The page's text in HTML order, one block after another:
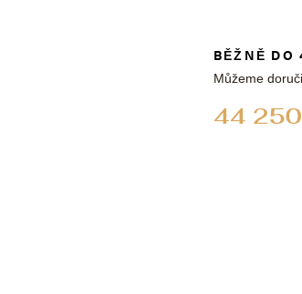
44
BĚŽNĚ DO
Můžeme